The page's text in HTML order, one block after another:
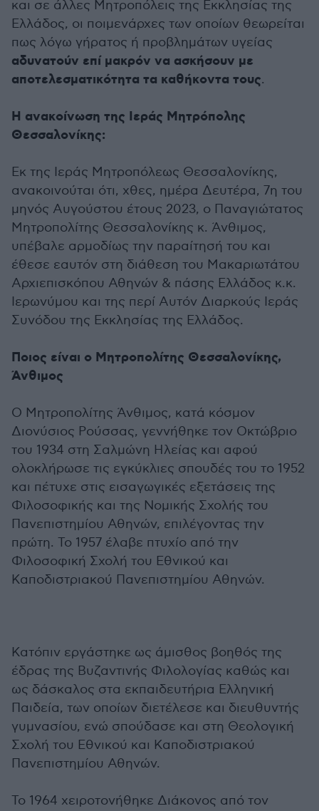
και σε άλλες Μητροπόλεις της Εκκλησίας της
Ελλάδος, οι ποιμενάρχες των οποίων θεωρείται
πως λόγω γήρατος ή προβλημάτων υγείας
αδυνατούν επί μακρόν να ασκήσουν με
αποτελεσματικότητα τα καθήκοντα τους.
Η ανακοίνωση της Ιεράς Μητρόπολης
Θεσσαλονίκης:
Εκ της Ιεράς Μητροπόλεως Θεσσαλονίκης,
ανακοινούται ότι, χθες, ημέρα Δευτέρα, 7η του
μηνός Αυγούστου έτους 2023, ο Παναγιώτατος
Μητροπολίτης Θεσσαλονίκης κ. Άνθιμος,
υπέβαλε αρμοδίως την παραίτησή του και
έθεσε εαυτόν στη διάθεση του Μακαριωτάτου
Αρχιεπισκόπου Αθηνών & πάσης Ελλάδος κ.κ.
Ιερωνύμου και της περί Αυτόν Διαρκούς Ιεράς
Συνόδου της Εκκλησίας της Ελλάδος.
Ποιος είναι ο Μητροπολίτης Θεσσαλονίκης,
Άνθιμος
Ο Μητροπολίτης Άνθιμος, κατά κόσμον
Διονύσιος Ρούσσας, γεννήθηκε τον Οκτώβριο
του 1934 στη Σαλμώνη Ηλείας και αφού
ολοκλήρωσε τις εγκύκλιες σπουδές του το 1952
και πέτυχε στις εισαγωγικές εξετάσεις της
Φιλοσοφικής και της Νομικής Σχολής του
Πανεπιστημίου Αθηνών, επιλέγοντας την
πρώτη. Το 1957 έλαβε πτυχίο από την
Φιλοσοφική Σχολή του Εθνικού και
Καποδιστριακού Πανεπιστημίου Αθηνών.
Κατόπιν εργάστηκε ως άμισθος βοηθός της
έδρας της Βυζαντινής Φιλολογίας καθώς και
ως δάσκαλος στα εκπαιδευτήρια Ελληνική
Παιδεία, των οποίων διετέλεσε και διευθυντής
γυμνασίου, ενώ σπούδασε και στη Θεολογική
Σχολή του Εθνικού και Καποδιστριακού
Πανεπιστημίου Αθηνών.
Το 1964 χειροτονήθηκε Διάκονος από τον